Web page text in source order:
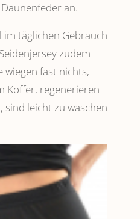
an.
im täglichen Gebrauch
zudem
wiegen fast nichts,
Koffer, regenerieren
sind leicht zu waschen